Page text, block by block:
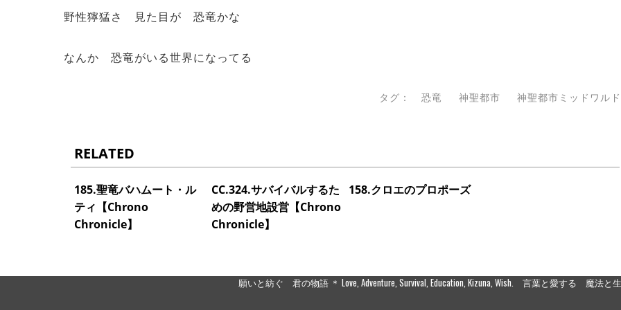
野性獰猛さ 見た目が 恐竜かな
なんか 恐竜がいる世界になってる
タグ： 恐竜 神聖都市 神聖都市ミッドワルド
RELATED
185.聖竜バハムート・ル
ティ【Chrono
Chronicle】
CC.324.サバイバルするた
めの野営地設営【Chrono
Chronicle】
158.クロエのプロポーズ
願いと紡ぐ 君の物語 ＊ Love, Adventure, Survival, Education, Kizuna, Wish. 言葉と愛する 魔法